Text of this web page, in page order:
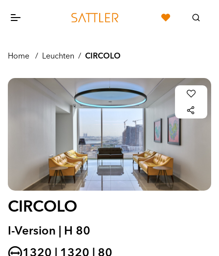
Home / Leuchten / CIRCOLO
CIRCOLO
I-Version | H 80
1320 | 1320 | 80